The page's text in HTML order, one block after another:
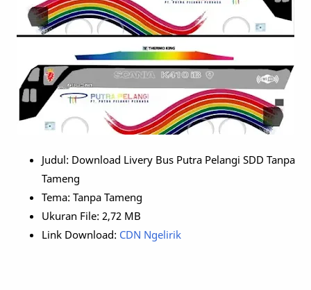
Judul: Download Livery Bus Putra Pelangi SDD Tanpa
Tameng
Tema: Tanpa Tameng
Ukuran File: 2,72 MB
Link Download: CDN Ngelirik